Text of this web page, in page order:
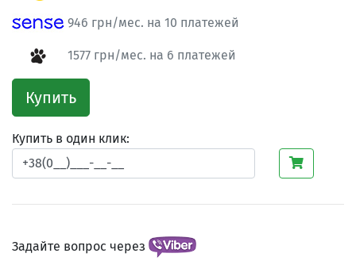
946 грн/мес. на 10 платежей
1577 грн/мес. на 6 платежей
Купить
Купить в один клик:
Задайте вопрос через